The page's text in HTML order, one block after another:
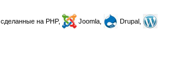
, сделанные на PHP, Joomla,
Drupal,